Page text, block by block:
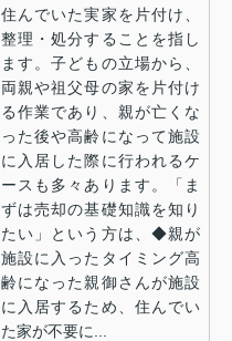
住んでいた実家を片付け、
整理・処分することを指し
ます。子どもの立場から、
両親や祖父母の家を片付け
る作業であり、親が亡くな
った後や高齢になって施設
に入居した際に行われるケ
ースも多々あります。「ま
ずは売却の基礎知識を知り
たい」という方は、◆親が
施設に入ったタイミング高
齢になった親御さんが施設
に入居するため、住んでい
た家が不要に...